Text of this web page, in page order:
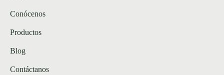
Conócenos
Productos
Blog
Contáctanos